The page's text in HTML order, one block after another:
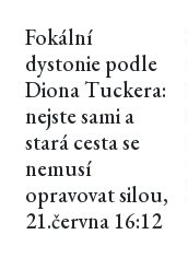
Fokální
dystonie podle
Diona Tuckera:
nejste sami a
stará cesta se
nemusí
opravovat silou,
21.června 16:12